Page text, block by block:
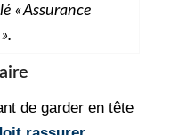
« Assurance
de garder en tête